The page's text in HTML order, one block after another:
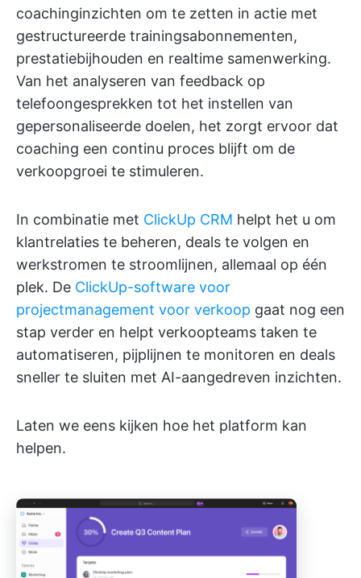
coachinginzichten om te zetten in actie met
gestructureerde trainingsabonnementen,
prestatiebijhouden en realtime samenwerking.
Van het analyseren van feedback op
telefoongesprekken tot het instellen van
gepersonaliseerde doelen, het zorgt ervoor dat
coaching een continu proces blijft om de
verkoopgroei te stimuleren.
In combinatie met ClickUp CRM helpt het u om
klantrelaties te beheren, deals te volgen en
werkstromen te stroomlijnen, allemaal op één
plek. De ClickUp-software voor
projectmanagement voor verkoop gaat nog een
stap verder en helpt verkoopteams taken te
automatiseren, pijplijnen te monitoren en deals
sneller te sluiten met AI-aangedreven inzichten.
Laten we eens kijken hoe het platform kan
helpen.